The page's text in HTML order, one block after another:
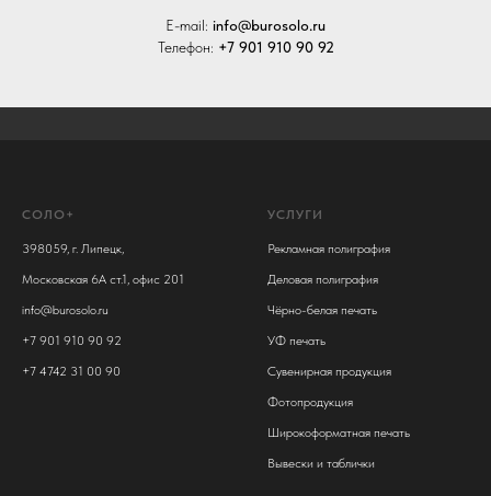
E-mail: info@burosolo.ru
Телефон: +7 901 910 90 92
СОЛО+
398059, г. Липецк,
Московская 6А ст.1, офис 201
info@burosolo.ru
+7 901 910 90 92
+7 4742 31 00 90
УСЛУГИ
Рекламная полиграфия
Деловая полиграфия
Чёрно-белая печать
УФ печать
Сувенирная продукция
Фотопродукция
Широкоформатная печать
Вывески и таблички